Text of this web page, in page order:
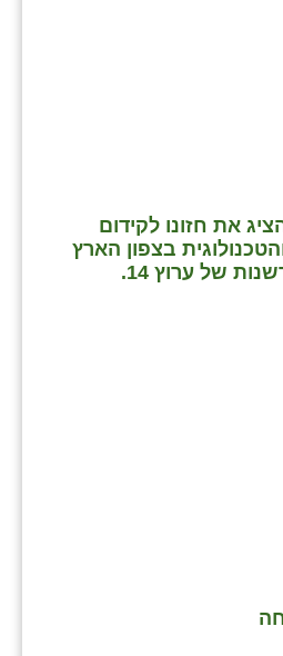
את חזונו לקידום
בצפון הארץ
של ערוץ 14.